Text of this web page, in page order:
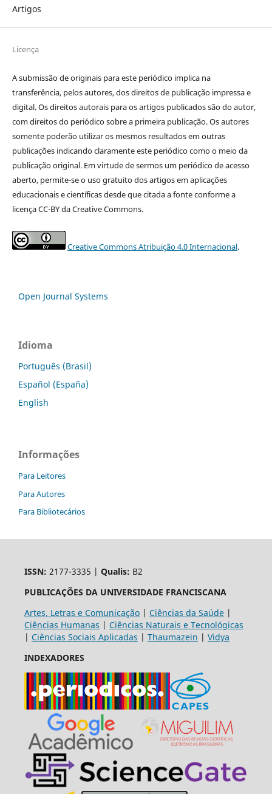
Artigos
Licença
A submissão de originais para este periódico implica na
transferência, pelos autores, dos direitos de publicação impressa e
digital. Os direitos autorais para os artigos publicados são do autor,
com direitos do periódico sobre a primeira publicação. Os autores
somente poderão utilizar os mesmos resultados em outras
publicações indicando claramente este periódico como o meio da
publicação original. Em virtude de sermos um periódico de acesso
aberto, permite-se o uso gratuito dos artigos em aplicações
educacionais e científicas desde que citada a fonte conforme a
licença CC-BY da Creative Commons.
Creative Commons Atribuição 4.0 Internacional.
Open Journal Systems
Idioma
Português (Brasil)
Español (España)
English
Informações
Para Leitores
Para Autores
Para Bibliotecários
ISSN: 2177-3335 | Qualis: B2
PUBLICAÇÕES DA UNIVERSIDADE FRANCISCANA
Artes, Letras e Comunicação| Ciências da Saúde|
Ciências Humanas | Ciências Naturais e Tecnológicas
| Ciências Sociais Aplicadas | Thaumazein | Vidya
INDEXADORES